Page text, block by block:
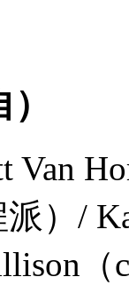
Van
）/
（